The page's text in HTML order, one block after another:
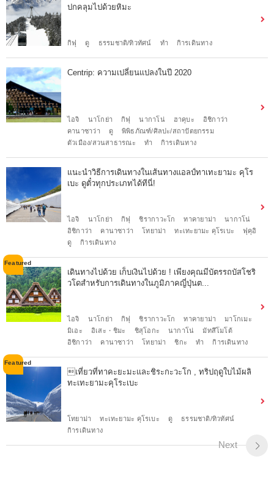
ปกคลุมไปด้วยหิมะ
กิฟุ ดู ธรรมชาติ/ทิวทัศน์ ทำ กิารเดินทาง
Centrip: ความเปลี่ยนแปลงในปี 2020
ไอจิ นาโกย่า กิฟุ นากาโน่ ฮาคุบะ
อิชิกาว่า
คานาซาว่า
ดู
พิพิธภัณฑ์/ศิลปะ/สถาปัตยกรรม
ตัวเมือง/สวนสาธารณะ
ทำ กิารเดินทาง
แนะนำวิธีการเดินทางในเส้นทางแอลป์ทาเทะยามะ คุโร
เบะ ดูตั๋วทุกประเภทได้ทีนี่!
ไอจิ นาโกย่า กิฟุ ชิรากาวะโก ทาคายาม่า
นากาโน่
อิชิกาว่า
คานาซาว่า โทยาม่า ทะเทะยามะ คุโรเบะ
ฟุคุอิ
ดู
กิารเดินทาง
เดินทางไปด้วย เก็บเงินไปด้วย ! เพียงคุณมีบัตรรถบัสโชริ
วโดสำหรับการเดินทางในภูมิภาคญี่ปุ่นต...
ไอจิ นาโกย่า กิฟุ ชิรากาวะโก ทาคายาม่า
มาโกเมะ
มิเอะ
อิเสะ・ชิมะ ชิสุโอกะ นากาโน่
มัทสึโมโต้
อิชิกาว่า
คานาซาว่า โทยาม่า ชิกะ ทำ กิารเดินทาง
เที่ยวที่ทาคะยะมะและชิระกะวะโก , ทริปฤดูใบไม้ผลิ
ทะเทะยามะคุโระเบะ
โทยาม่า ทะเทะยามะ คุโรเบะ ดู
ธรรมชาติ/ทิวทัศน์
กิารเดินทาง
Next